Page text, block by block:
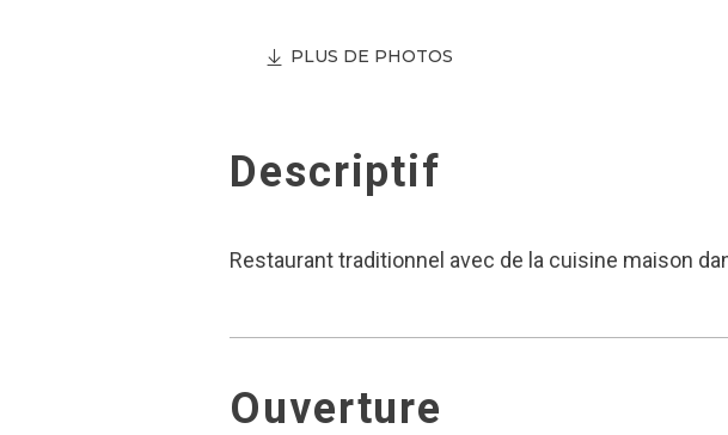
PLUS DE PHOTOS
Descriptif
Restaurant traditionnel avec de la cuisine maison
Ouverture